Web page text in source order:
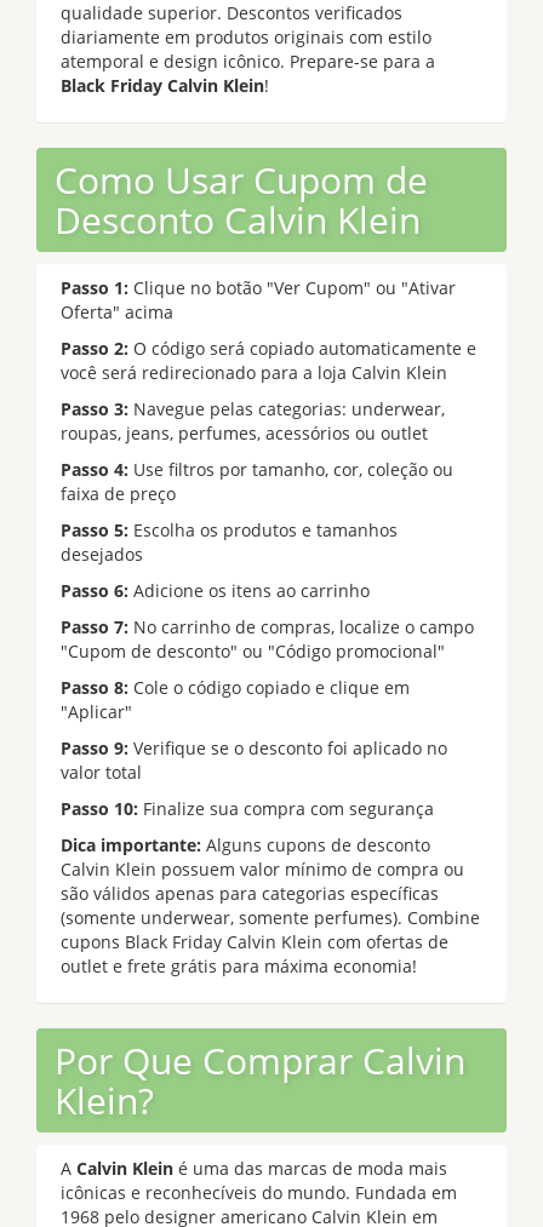
qualidade superior. Descontos verificados
diariamente em produtos originais com estilo
atemporal e design icônico. Prepare-se para a
Black Friday Calvin Klein!
Como Usar Cupom de
Desconto Calvin Klein
Passo 1: Clique no botão "Ver Cupom" ou "Ativar
Oferta" acima
Passo 2: O código será copiado automaticamente e
você será redirecionado para a loja Calvin Klein
Passo 3: Navegue pelas categorias: underwear,
roupas, jeans, perfumes, acessórios ou outlet
Passo 4: Use filtros por tamanho, cor, coleção ou
faixa de preço
Passo 5: Escolha os produtos e tamanhos
desejados
Passo 6: Adicione os itens ao carrinho
Passo 7: No carrinho de compras, localize o campo
"Cupom de desconto" ou "Código promocional"
Passo 8: Cole o código copiado e clique em
"Aplicar"
Passo 9: Verifique se o desconto foi aplicado no
valor total
Passo 10: Finalize sua compra com segurança
Dica importante: Alguns cupons de desconto
Calvin Klein possuem valor mínimo de compra ou
são válidos apenas para categorias específicas
(somente underwear, somente perfumes). Combine
cupons Black Friday Calvin Klein com ofertas de
outlet e frete grátis para máxima economia!
Por Que Comprar Calvin
Klein?
A Calvin Klein é uma das marcas de moda mais
icônicas e reconhecíveis do mundo. Fundada em
1968 pelo designer americano Calvin Klein em